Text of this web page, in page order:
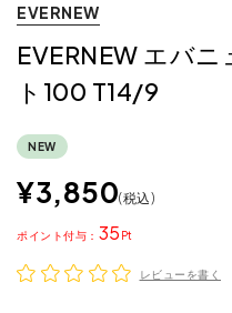
EVERNEW
EVERNEW エバ
ト100 T14/9
NEW
¥3,850 税込
35
ポイント
レビューを書く